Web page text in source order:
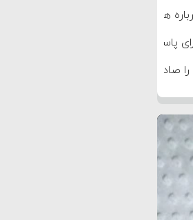
همراهی با آمریکا
پاسخ به دیوانگی آمریکا داریم
صادر کرد
گرفته و متوقف شدند
کامل حماس شد
دلیل کمک به آمریکا در حملات به
پاسخ سختی خواهند گرفت
کرد